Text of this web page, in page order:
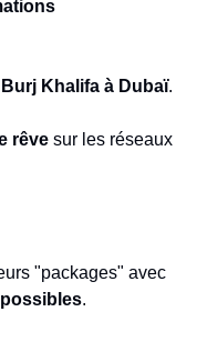
Burj Khalifa à Dubaï.
rêve sur les réseaux
"packages" avec
.